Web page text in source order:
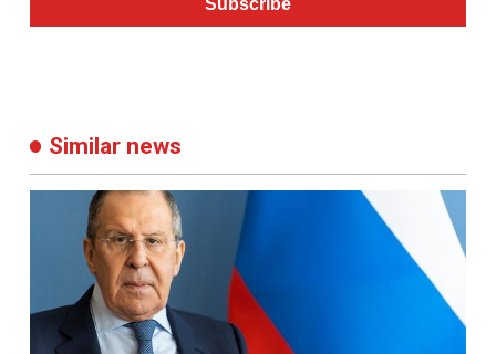
Subscribe
Similar news